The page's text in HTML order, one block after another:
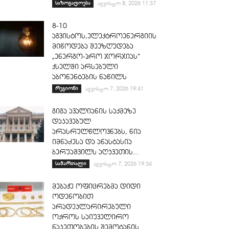
საზოგადოება აგვისტო 8, 2026 11:37
8-10
აგვისტოს,ელექტროენერგიის
მიწოდება შეეზღუდება
„ენერგო-პრო ჯორჯიას“
ქსელში არსებული
აბონენტების ნაწილს
რეგიონი აგვისტო 7, 2026 19:41
გიგა ავალიანის საქმეზე
დაკავებულ
არასრულწლოვნებს, ნია
იმნაძესა და ანასტასია
ბერუაშვილს აღკვეთის...
სამართალი აგვისტო 7, 2026 19:34
მებაჟე ოფიცრებმა დიდი
ოდენობით
არადეკლარირებული
ოქროს საიუველირო
ნაკეთობების შემოტანის